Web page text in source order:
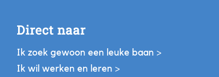
Direct naar
Ik zoek gewoon een leuke baan >
Ik wil werken en leren >